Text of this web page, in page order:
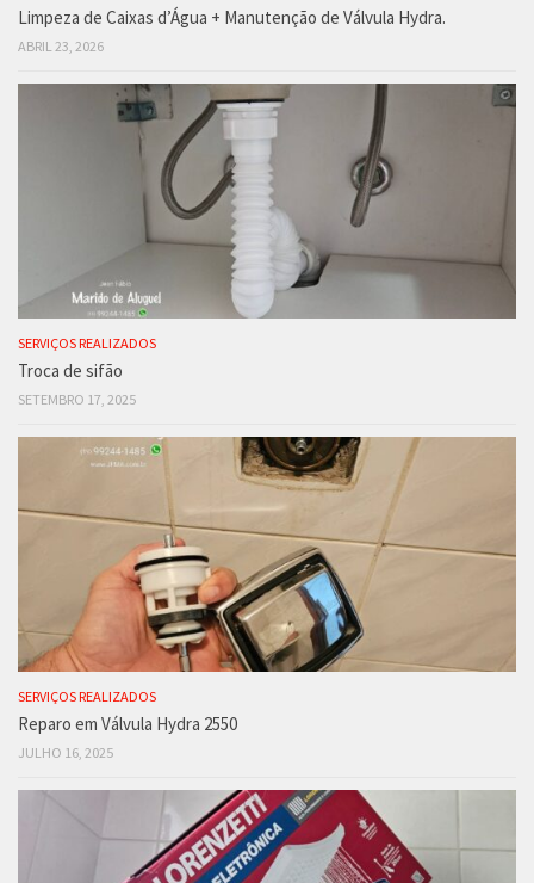
Limpeza de Caixas d’Água + Manutenção de Válvula Hydra.
ABRIL 23, 2026
SERVIÇOS REALIZADOS
Troca de sifão
SETEMBRO 17, 2025
SERVIÇOS REALIZADOS
Reparo em Válvula Hydra 2550
JULHO 16, 2025